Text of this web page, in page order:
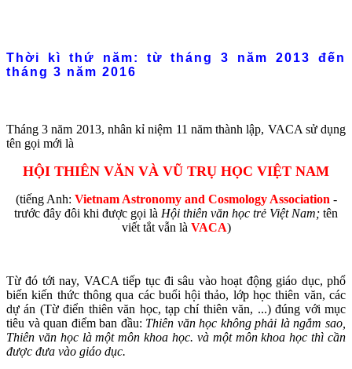
Thời kì thứ năm: từ tháng 3 năm 2013 đến
tháng 3 năm 2016
Tháng 3 năm 2013, nhân kỉ niệm 11 năm thành lập, VACA sử dụng
tên gọi mới là
HỘI THIÊN VĂN VÀ VŨ TRỤ HỌC VIỆT NAM
(tiếng Anh: Vietnam Astronomy and Cosmology Association -
trước đây đôi khi được gọi là Hội thiên văn học trẻ Việt Nam; tên
viết tắt vẫn là VACA)
Từ đó tới nay, VACA tiếp tục đi sâu vào hoạt động giáo dục, phổ
biến kiến thức thông qua các buổi hội thảo, lớp học thiên văn, các
dự án (Từ điển thiên văn học, tạp chí thiên văn, ...) đúng với mục
tiêu và quan điểm ban đầu: Thiên văn học không phải là ngắm sao,
Thiên văn học là một môn khoa học. và một môn khoa học thì cần
được đưa vào giáo dục.